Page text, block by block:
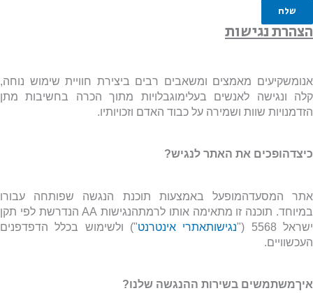
שלח
הצהרת נגישות
אנומשקיעים מאמצים ומשאבים רבים ביצירת חוויית שימוש נוחה,
קלה ונגישה לאנשים בעלימוגבלויות מתוך הכרה בחשיבות מתן
הזדמנויות שוות ושמירה על כבוד האדם וזכויותיו.
כיצדהופכים את האתר לנגיש?
אתר המסעדהמופעל באמצעות תוכנת הנגשה שפותחה עבורו
במיוחד. תוכנה זו מתאימה אותו לרמתהנגישות AAהנדרשת לפי תקן
ישראל 5568 ("
נגישותאתרי אינטרנט") ולשימוש בכלל הדפדפנים
העכשוויים.
איךמשתמשים בשירות ההנגשה שלנו?